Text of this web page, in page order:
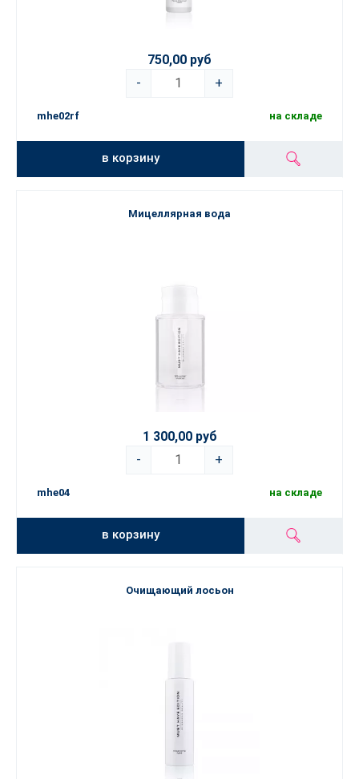
750,00 руб
-
+
mhe02rf на складе
в корзину
Мицеллярная вода
1 300,00 руб
-
+
mhe04 на складе
в корзину
Очищающий лосьон